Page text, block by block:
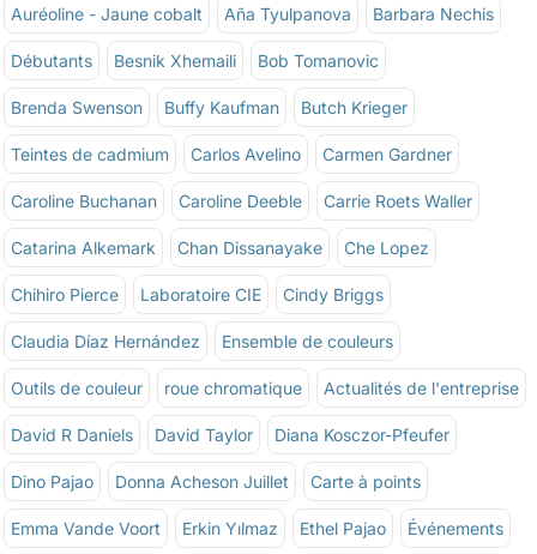
Auréoline - Jaune cobalt Aña Tyulpanova Barbara Nechis
Débutants Besnik Xhemaili Bob Tomanovic
Brenda Swenson Buffy Kaufman Butch Krieger
Teintes de cadmium Carlos Avelino Carmen Gardner
Caroline Buchanan Caroline Deeble Carrie Roets Waller
Catarina Alkemark Chan Dissanayake Che Lopez
Chihiro Pierce Laboratoire CIE Cindy Briggs
Claudia Díaz Hernández Ensemble de couleurs
Outils de couleur roue chromatique Actualités de l'entreprise
David R Daniels David Taylor Diana Kosczor-Pfeufer
Dino Pajao Donna Acheson Juillet Carte à points
Emma Vande Voort Erkin Yılmaz Ethel Pajao Événements